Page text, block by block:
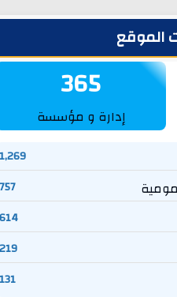
الموقع
365
إدارة و مؤسسة
1,269
757
614
219
131